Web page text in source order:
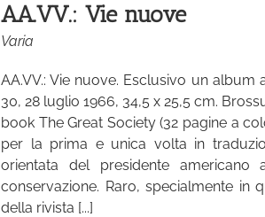
AA.VV.: Vie nuove
Varia
AA.VV.: Vie nuove. Esclusivo un album
30, 28 luglio 1966, 34,5 x 25,5 cm.
book The Great Society (32 pagine a
per la prima e unica volta in
orientata del presidente
conservazione. Raro, specialmente in
della rivista [...]